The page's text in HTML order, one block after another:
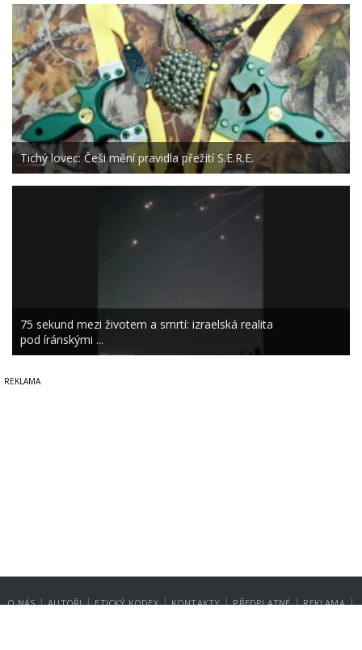
Tichý lovec: Češi mění pravidla přežití S.E.R.E.
75 sekund mezi životem a smrtí: izraelská realita
pod íránskými ...
O NÁS | AUTOŘI | ETICKÝ KODEX | KONTAKTY | PŘEDPLATNÉ | REKLAMA |